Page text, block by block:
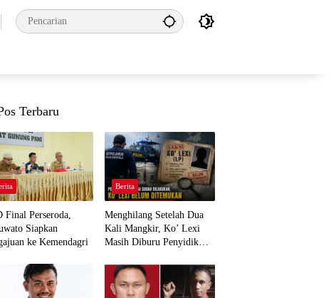
Terbaru
Final Perseroda,
Siapkan
ke Kemendagri
Berita
Menghilang Setelah Dua
Kali Mangkir, Ko’ Lexi
Masih Diburu Penyidik